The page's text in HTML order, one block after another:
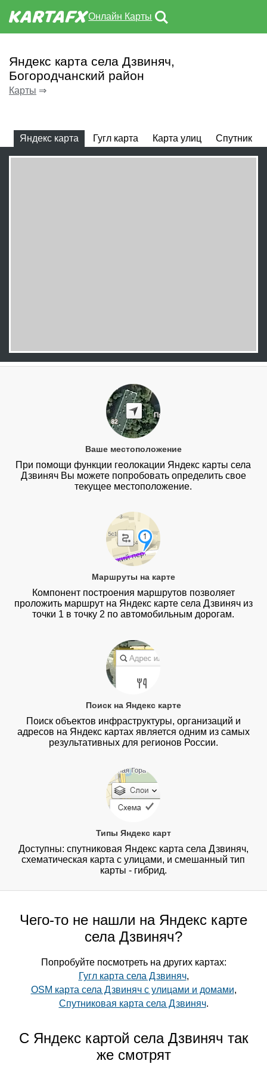
Онлайн Карты
Яндекс карта села Дзвиняч,
Богородчанский район
Карты ⇒
Яндекс карта Гугл карта Карта улиц Спутник
Ваше местоположение
При помощи функции геолокации Яндекс карты села
Дзвиняч Вы можете попробовать определить свое
текущее местоположение.
Маршруты на карте
Компонент построения маршрутов позволяет
проложить маршрут на Яндекс карте села Дзвиняч из
точки 1 в точку 2 по автомобильным дорогам.
Поиск на Яндекс карте
Поиск объектов инфраструктуры, организаций и
адресов на Яндекс картах является одним из самых
результативных для регионов России.
Типы Яндекс карт
Доступны: спутниковая Яндекс карта села Дзвиняч,
схематическая карта с улицами, и смешанный тип
карты - гибрид.
Чего-то не нашли на Яндекс карте
села Дзвиняч?
Попробуйте посмотреть на других картах:
Гугл карта села Дзвиняч,
OSM карта села Дзвиняч с улицами и домами,
Спутниковая карта села Дзвиняч.
С Яндекс картой села Дзвиняч так
же смотрят